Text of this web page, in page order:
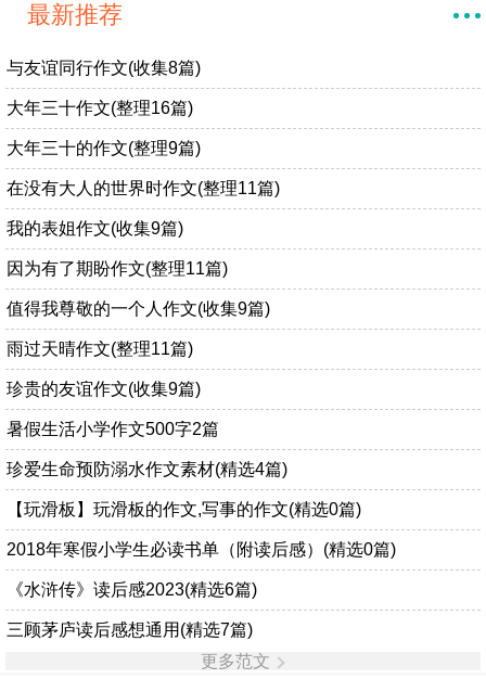
最新推荐
与友谊同行作文(收集8篇)
大年三十作文(整理16篇)
大年三十的作文(整理9篇)
在没有大人的世界时作文(整理11篇)
我的表姐作文(收集9篇)
因为有了期盼作文(整理11篇)
值得我尊敬的一个人作文(收集9篇)
雨过天晴作文(整理11篇)
珍贵的友谊作文(收集9篇)
暑假生活小学作文500字2篇
珍爱生命预防溺水作文素材(精选4篇)
【玩滑板】玩滑板的作文,写事的作文(精选0篇)
2018年寒假小学生必读书单（附读后感）(精选0篇)
《水浒传》读后感2023(精选6篇)
三顾茅庐读后感想通用(精选7篇)
更多范文